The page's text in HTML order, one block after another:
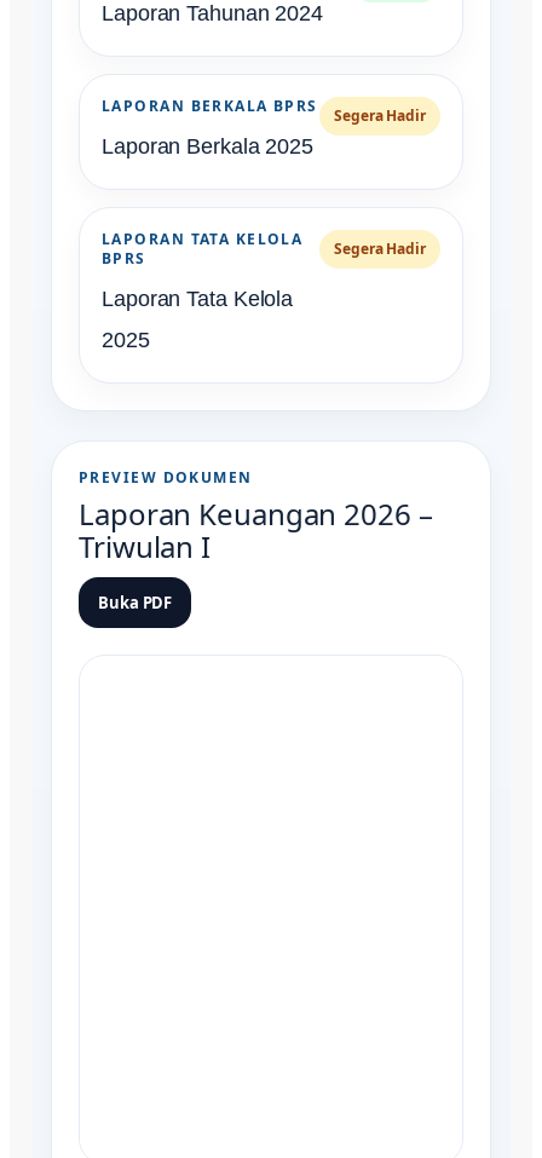
Laporan Tahunan 2024
LAPORAN BERKALA BPRS
Laporan Berkala 2025
Segera Hadir
LAPORAN TATA KELOLA
BPRS
Laporan Tata Kelola
2025
Segera Hadir
PREVIEW DOKUMEN
Laporan Keuangan 2026 –
Triwulan I
Buka PDF